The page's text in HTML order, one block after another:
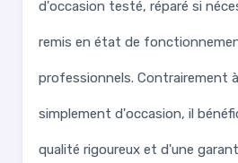
d'occasion testé, réparé si
remis en état de
professionnels. Contrairement
simplement d'occasion, il
qualité rigoureux et d'une